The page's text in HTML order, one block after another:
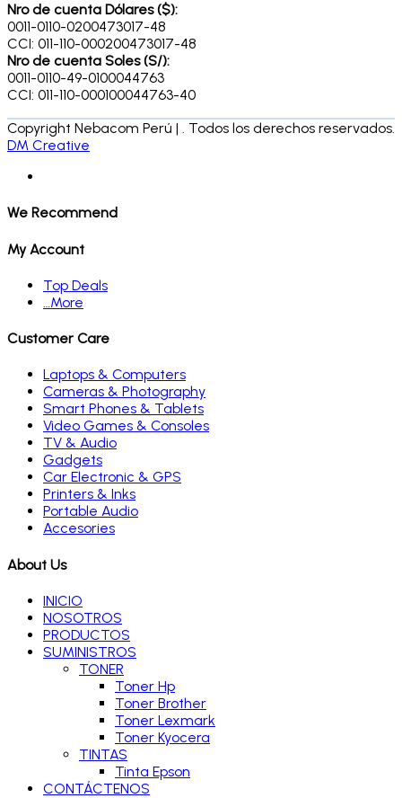
Nro de cuenta Dólares ($):
0011-0110-0200473017-48
CCI: 011-110-000200473017-48
Nro de cuenta Soles (S/):
0011-0110-49-0100044763
CCI: 011-110-000100044763-40
Copyright Nebacom Perú | . Todos los derechos reservados.
DM Creative
We Recommend
My Account
Top Deals
…More
Customer Care
Laptops & Computers
Cameras & Photography
Smart Phones & Tablets
Video Games & Consoles
TV & Audio
Gadgets
Car Electronic & GPS
Printers & Inks
Portable Audio
Accesories
About Us
INICIO
NOSOTROS
PRODUCTOS
SUMINISTROS
TONER
Toner Hp
Toner Brother
Toner Lexmark
Toner Kyocera
TINTAS
Tinta Epson
CONTÁCTENOS